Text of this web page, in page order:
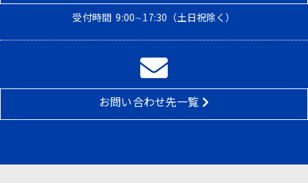
受付時間 9:00∼17:30（土日祝除く）
お問い合わせ先一覧